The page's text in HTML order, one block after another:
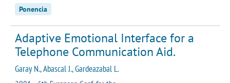
Ponencia
Adaptive Emotional Interface for a
Telephone Communication Aid.
Garay N., Abascal J., Gardeazabal L.